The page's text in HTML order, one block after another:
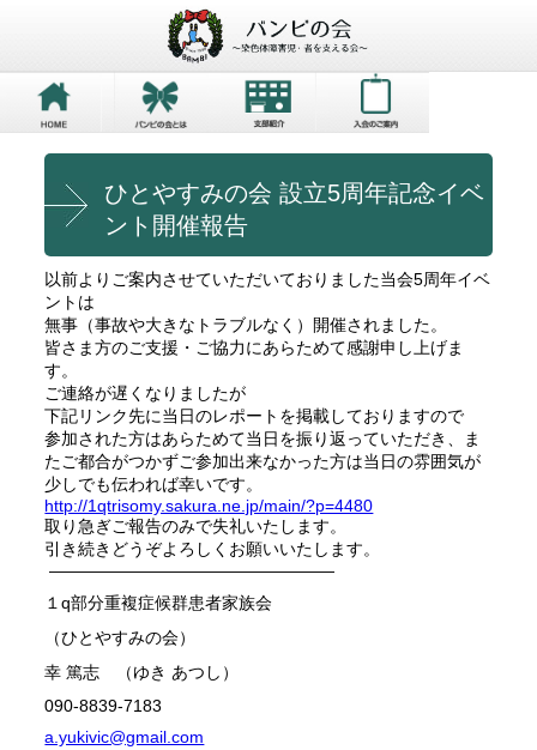
ひとやすみの会 設立5周年記念イベ
ント開催報告
以前よりご案内させていただいておりました当会5周年イベ
ントは
無事（事故や大きなトラブルなく）開催されました。
皆さま方のご支援・ご協力にあらためて感謝申し上げま
す。
ご連絡が遅くなりましたが
下記リンク先に当日のレポートを掲載しておりますので
参加された方はあらためて当日を振り返っていただき、ま
たご都合がつかずご参加出来なかった方は当日の雰囲気が
少しでも伝われば幸いです。
http://1qtrisomy.sakura.ne.jp/main/?p=4480
取り急ぎご報告のみで失礼いたします。
引き続きどうぞよろしくお願いいたします。
—————————————————
１q部分重複症候群患者家族会
（ひとやすみの会）
幸 篤志 （ゆき あつし）
090-8839-7183
a.yukivic@gmail.com